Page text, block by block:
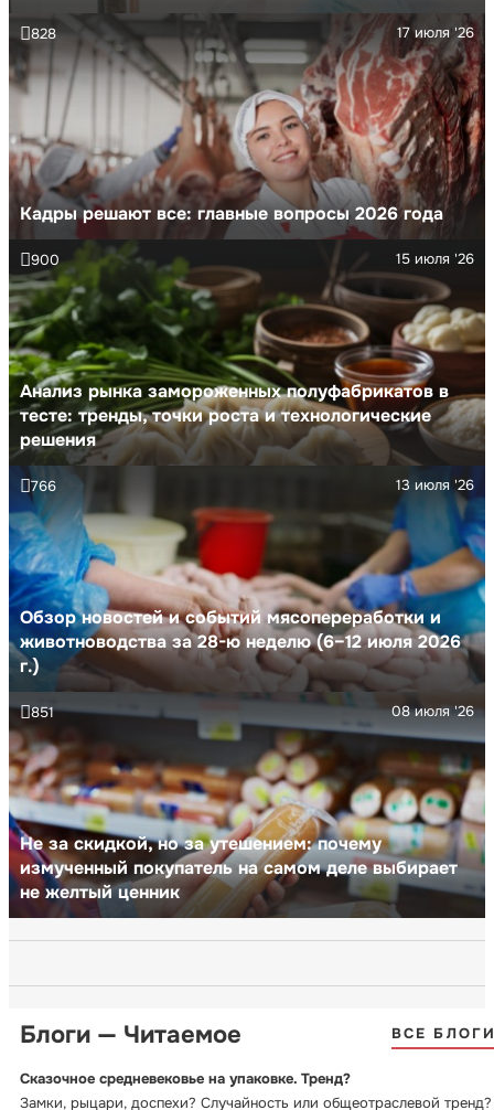
Кадры решают все: главные вопросы 2026 года
17 июля '26
828
Анализ рынка замороженных полуфабрикатов в
тесте: тренды, точки роста и технологические
решения
15 июля '26
900
Обзор новостей и событий мясопереработки и
животноводства за 28-ю неделю (6–12 июля 2026
г.)
13 июля '26
766
Не за скидкой, но за утешением: почему
измученный покупатель на самом деле выбирает
не желтый ценник
08 июля '26
851
Блоги — Читаемое ВСЕ
Сказочное средневековье на упаковке. Тренд?
Замки, рыцари, доспехи? Случайность или общеотраслевой тренд?